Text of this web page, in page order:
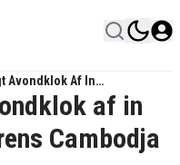
Avondklok Af In
Grens Cambodjaaf in
Cambodja